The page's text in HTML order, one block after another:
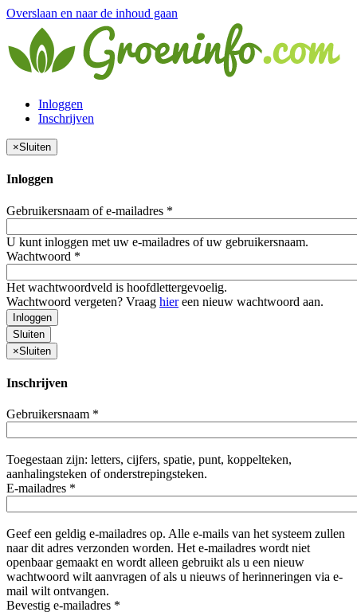
Overslaan en naar de inhoud gaan
Inloggen
Inschrijven
×Sluiten
Inloggen
Gebruikersnaam of e-mailadres *
U kunt inloggen met uw e-mailadres of uw gebruikersnaam.
Wachtwoord *
Het wachtwoordveld is hoofdlettergevoelig.
Wachtwoord vergeten? Vraag hiereen nieuw wachtwoord aan.
Inloggen
Sluiten
×Sluiten
Inschrijven
Gebruikersnaam *
Toegestaan zijn: letters, cijfers, spatie, punt, koppelteken,
aanhalingsteken of onderstrepingsteken.
E-mailadres *
Geef een geldig e-mailadres op. Alle e-mails van het systeem zullen
naar dit adres verzonden worden. Het e-mailadres wordt niet
openbaar gemaakt en wordt alleen gebruikt als u een nieuw
wachtwoord wilt aanvragen of als u nieuws of herinneringen via e-
mail wilt ontvangen.
Bevestig e-mailadres *